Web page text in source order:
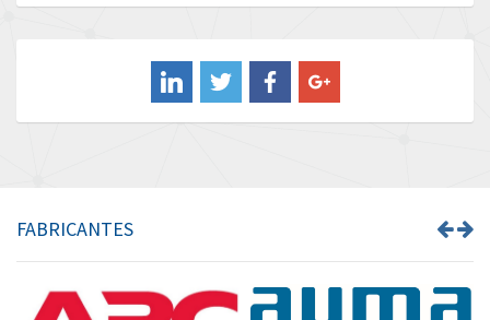
Barber Colman
4,699
FABRICANTES